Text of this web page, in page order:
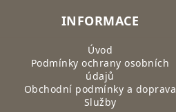
INFORMACE
Úvod
Podmínky ochrany osobních
údajů
Obchodní podmínky a doprava
Služby